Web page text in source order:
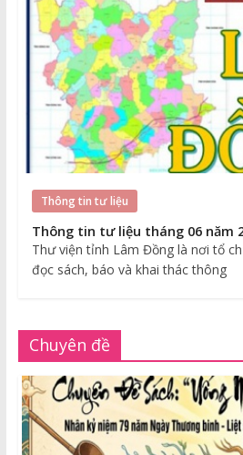
Thông tin tư liệu
Thông tin tư liệu tháng 06 năm
Thư viện tỉnh Lâm Đồng là nơi tổ
đọc sách, báo và khai thác thông
Chuyên đề